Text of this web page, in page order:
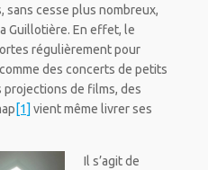
sans cesse plus nombreux,
Guillotière. En effet, le
régulièrement pour
des concerts de petits
projections de films, des
[1] vient même livrer ses
Il s’agit de